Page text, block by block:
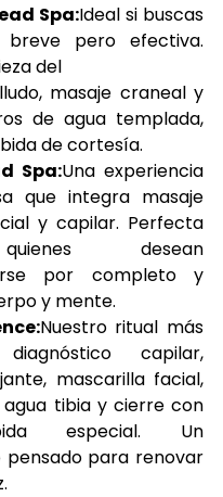
Spa:Ideal si buscas
breve pero efectiva.
del
masaje craneal y
de agua templada,
de cortesía.
Spa:Una experiencia
que integra masaje
y capilar. Perfecta
desean
por completo y
y mente.
Nuestro ritual más
capilar,
mascarilla facial,
tibia y cierre con
especial. Un
para renovar